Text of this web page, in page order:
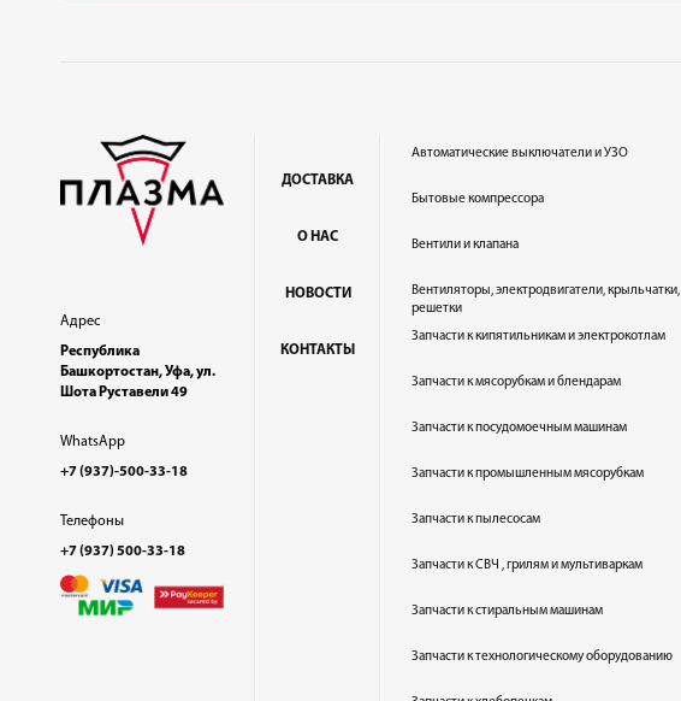
Адрес
Республика
Башкортостан, Уфа, ул.
Шота Руставели 49
WhatsApp
+7 (937)-500-33-18
Телефоны
+7 (937) 500-33-18
ДОСТАВКА
О НАС
НОВОСТИ
КОНТАКТЫ
Автоматические выключатели и УЗО
Бытовые компрессора
Вентили и клапана
Вентиляторы, электродвигатели, крыльчатки,
решетки
Запчасти к кипятильникам и электрокотлам
Запчасти к мясорубкам и блендарам
Запчасти к посудомоечным машинам
Запчасти к промышленным мясорубкам
Запчасти к пылесосам
Запчасти к СВЧ , грилям и мультиваркам
Запчасти к стиральным машинам
Запчасти к технологическому оборудованию